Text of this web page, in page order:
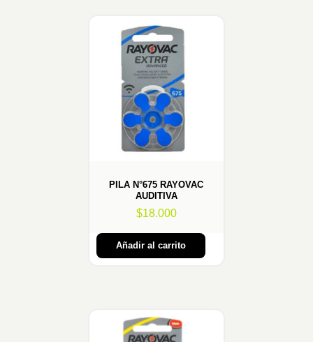
PILA N°675 RAYOVAC
AUDITIVA
$18.000
Añadir al carrito